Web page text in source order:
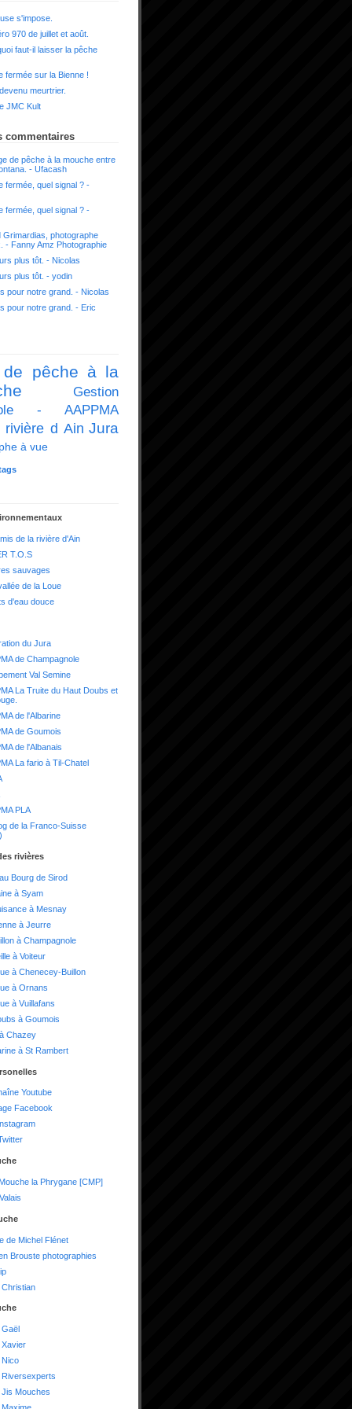
s'impose.
970 de juillet et août.
faut-il laisser la pêche
fermée sur la Bienne !
meurtrier.
JMC Kult
commentaires
de pêche à la mouche entre
- Ufacash
fermée, quel signal ? -
fermée, quel signal ? -
Grimardias, photographe
- Fanny Amz Photographie
plus tôt. - Nicolas
plus tôt. - yodin
pour notre grand. - Nicolas
pour notre grand. - Eric
de pêche à la
Gestion
- AAPPMA
rivière d Ain Jura
à vue
de la rivière d'Ain
T.O.S
sauvages
de la Loue
d'eau douce
du Jura
de Champagnole
Val Semine
La Truite du Haut Doubs et
de l'Albarine
de Goumois
de l'Albanais
La fario à Til-Chatel
PLA
de la Franco-Suisse
rivières
Bourg de Sirod
à Syam
à Mesnay
à Jeurre
à Champagnole
à Voiteur
à Chenecey-Buillon
à Ornans
à Vuillafans
à Goumois
Chazey
à St Rambert
Youtube
Facebook
la Phrygane [CMP]
de Michel Flénet
Brouste photographies
Mouches